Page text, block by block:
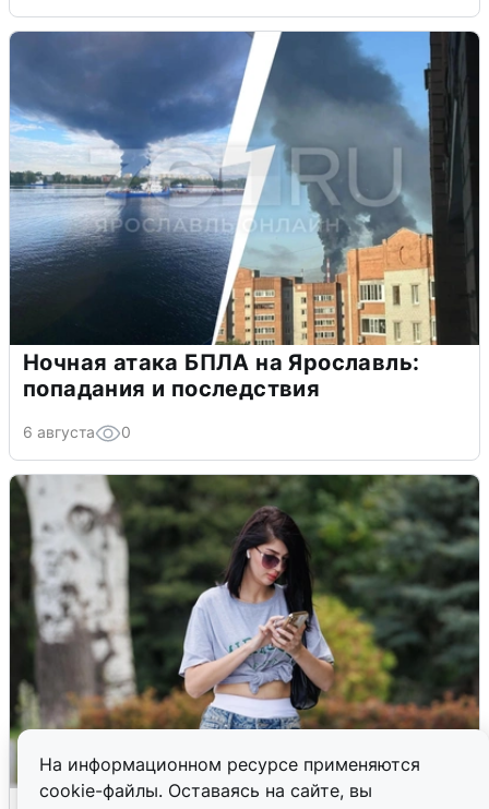
На информационном ресурсе применяются
cookie-файлы. Оставаясь на сайте, вы
Ночная атака БПЛА на Ярославль:
попадания и последствия
6 августа 0